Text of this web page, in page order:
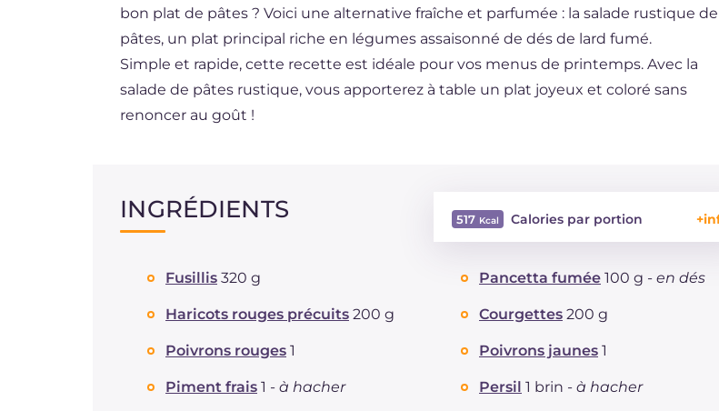
BR
NL
bon plat de pâtes ? Voici une alternative fraîche et parfumée : la salade rustique de
pâtes, un plat principal riche en légumes assaisonné de dés de lard fumé.
Simple et rapide, cette recette est idéale pour vos menus de printemps. Avec la
salade de pâtes rustique, vous apporterez à table un plat joyeux et coloré sans
renoncer au goût !
INGRÉDIENTS 517 Calories par portion
Glucides g 74.9
Protéine
Graisses
Fibre
Fusillis 320 g Pancetta fumée 100 g - en dés
Haricots rouges précuits 200 g Courgettes 200 g
Poivrons rouges 1 Poivrons jaunes 1
Piment frais 1 - à hacher Persil 1 brin - à hacher